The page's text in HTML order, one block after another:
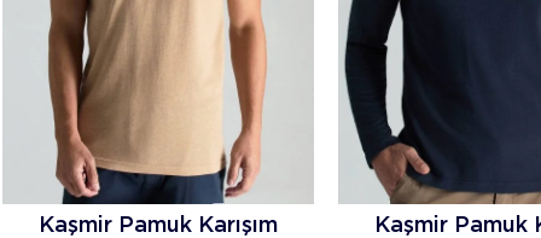
Kaşmir Pamuk Karışım
Kaşmir Pamuk